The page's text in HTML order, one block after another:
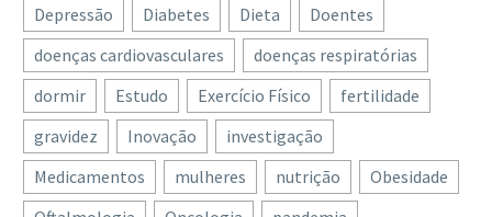
Depressão
Diabetes Dieta
Doentes
doenças cardiovasculares
doenças respiratórias
dormir
Estudo Exercício Físico
fertilidade
gravidez
Inovação
investigação
Medicamentos
mulheres nutrição
Obesidade